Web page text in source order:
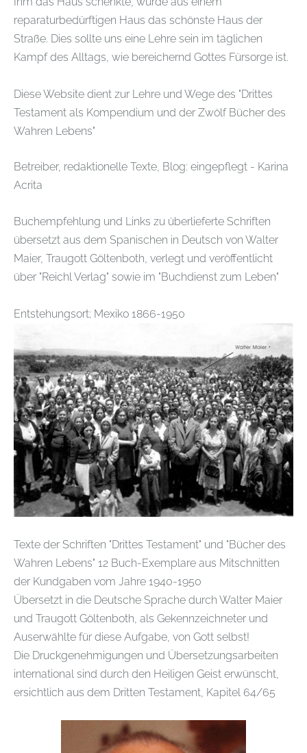
reparaturbedürftigen Haus das schönste Haus der
Straße. Dies sollte uns eine Lehre sein im täglichen
Kampf des Alltags, wie bereichernd Gottes Fürsorge ist.
Diese Website dient zur Lehre und Wege des "Drittes
Testament als Kompendium und der Zwölf Bücher des
Wahren Lebens"
Betreiber, redaktionelle Texte, Blog: eingepflegt - Karina
Acrita
Buchempfehlung und Links zu überlieferte Schriften
übersetzt aus dem Spanischen in Deutsch von Walter
Maier, Traugott Göltenboth, verlegt und veröffentlicht
über "Reichl Verlag" sowie im "Buchdienst zum Leben"
Entstehungsort; Mexiko 1866-1950
Texte der Schriften "Drittes Testament" und "Bücher des
Wahren Lebens" 12 Buch-Exemplare aus Mitschnitten
der Kundgaben vom Jahre 1940-1950
Übersetzt in die Deutsche Sprache durch Walter Maier
und Traugott Göltenboth, als Gekennzeichneter und
Auserwählte für diese Aufgabe, von Gott selbst!
Die Druckgenehmigungen und Übersetzungsarbeiten
international sind durch den Heiligen Geist erwünscht,
ersichtlich aus dem Dritten Testament, Kapitel 64/65